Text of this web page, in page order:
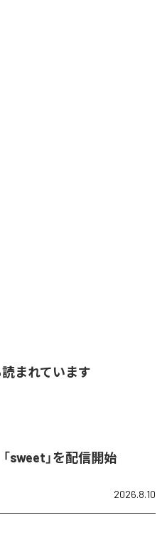
まれています
sweet」を配信開始
2026.8.10